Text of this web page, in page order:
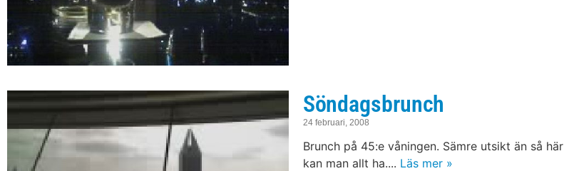
Söndagsbrunch
24 februari, 2008
Brunch på 45:e våningen. Sämre utsikt än så här
kan man allt ha.... Läs mer »